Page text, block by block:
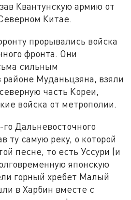
Квантунскую армию от
Китае.
прорывались войска
фронта. Они
сильным
Муданьцзяна, взяли
часть Кореи,
войска от метрополии.
Дальневосточного
ту самую реку, о которой
песне, то есть Уссури (и
японскую
горный хребет Малый
в Харбин вместе с